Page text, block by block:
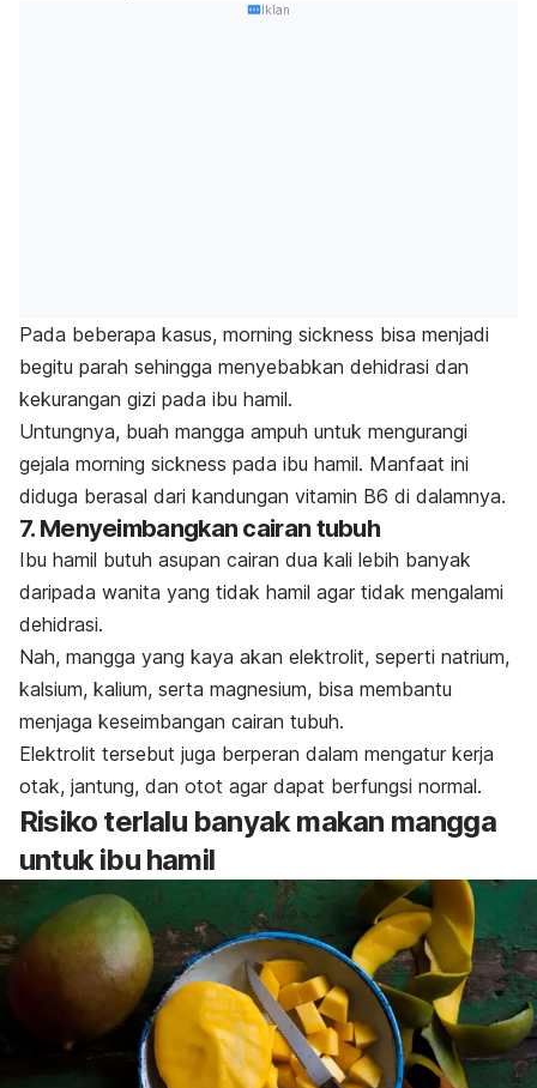
Iklan
Pada beberapa kasus, morning sickness bisa menjadi
begitu parah sehingga menyebabkan dehidrasi dan
kekurangan gizi pada ibu hamil.
Untungnya, buah mangga ampuh untuk mengurangi
gejala morning sickness pada ibu hamil. Manfaat ini
diduga berasal dari kandungan vitamin B6 di dalamnya.
7. Menyeimbangkan cairan tubuh
Ibu hamil butuh asupan cairan dua kali lebih banyak
daripada wanita yang tidak hamil agar tidak mengalami
dehidrasi.
Nah, mangga yang kaya akan elektrolit, seperti natrium,
kalsium, kalium, serta magnesium, bisa membantu
menjaga keseimbangan cairan tubuh.
Elektrolit tersebut juga berperan dalam mengatur kerja
otak, jantung, dan otot agar dapat berfungsi normal.
Risiko terlalu banyak makan mangga
untuk ibu hamil